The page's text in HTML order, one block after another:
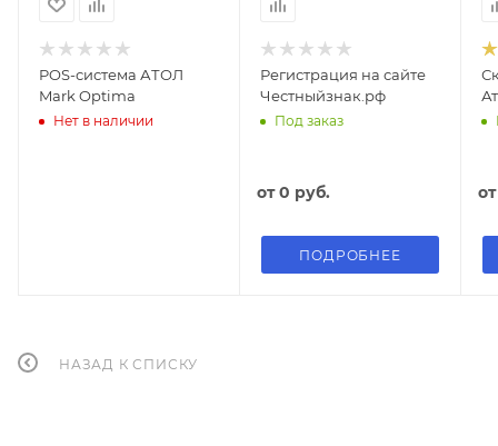
POS-система АТОЛ
Mark Optima
Нет в наличии
Регистрация на сайте
Честныйзнак.рф
Под заказ
от0 руб.
ПОДРОБНЕЕ
НАЗАД К СПИСКУ